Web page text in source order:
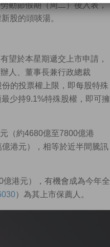
動節假期（周二）後入表，
股的頭啖湯。
望於本星期遞交上市申請，
人、董事長兼行政總裁
的投票權上限，即每股特殊
少持9.1%特殊股權，即可擁
（約4680億至7800億港
港元），相等於近半間騰訊
港元），有機會成為今年全
）為其上市保薦人。